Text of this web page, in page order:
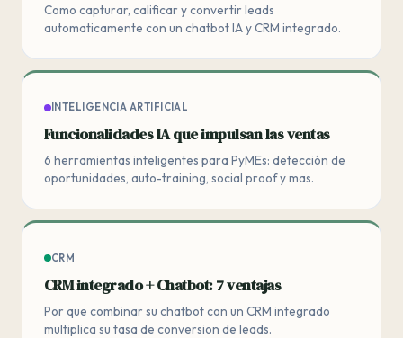
Como capturar, calificar y convertir leads
automaticamente con un chatbot IA y CRM integrado.
INTELIGENCIA ARTIFICIAL
Funcionalidades IA que impulsan las ventas
6 herramientas inteligentes para PyMEs: detección de
oportunidades, auto-training, social proof y mas.
CRM
CRM integrado + Chatbot: 7 ventajas
Por que combinar su chatbot con un CRM integrado
multiplica su tasa de conversion de leads.